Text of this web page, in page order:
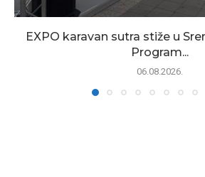
EXPO karavan sutra stiže u
Program...
06.08.2026.